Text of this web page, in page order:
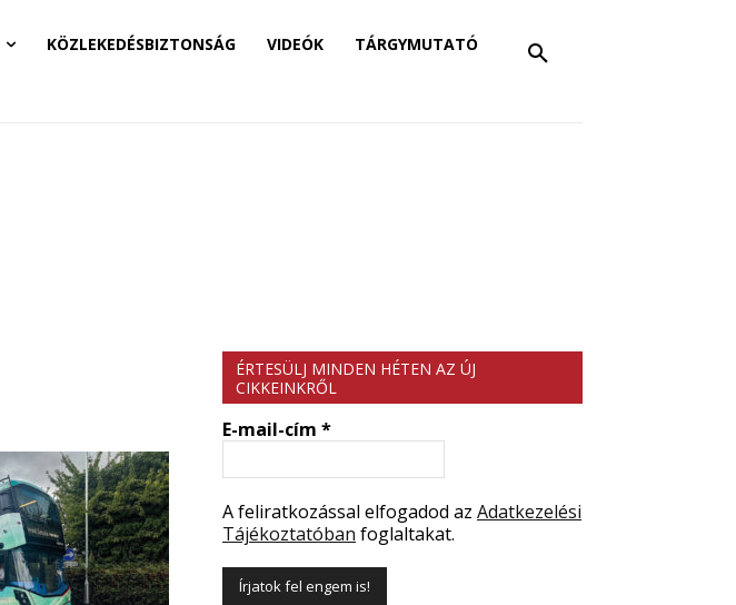
KÖZLEKEDÉSBIZTONSÁG VIDEÓK TÁRGYMUTATÓ
ÉRTESÜLJ MINDEN HÉTEN AZ ÚJ
CIKKEINKRŐL
E-mail-cím *
A feliratkozással elfogadod az Adatkezelési
Tájékoztatóban foglaltakat.